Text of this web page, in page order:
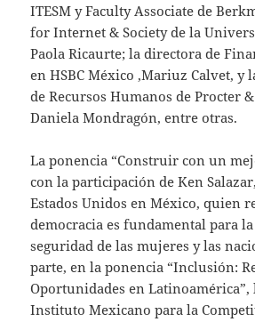
ITESM y Faculty Associate de
for Internet & Society de la
Paola Ricaurte; la directora de
en HSBC México ,Mariuz Calvet, y
de Recursos Humanos de Procter
Daniela Mondragón, entre otras.
La ponencia “Construir con un
con la participación de Ken
Estados Unidos en México, quien
democracia es fundamental para
seguridad de las mujeres y las
parte, en la ponencia “Inclusión:
Oportunidades en Latinoamérica”,
Instituto Mexicano para la